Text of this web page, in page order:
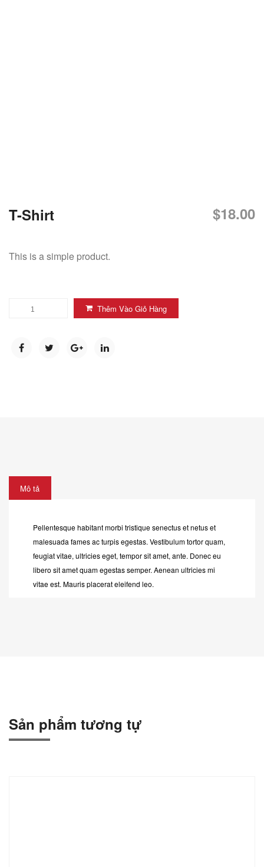
T-Shirt $18.00
This is a simple product.
Thêm Vào Giỏ Hàng
Mô tả
Pellentesque habitant morbi tristique senectus et netus et
malesuada fames ac turpis egestas. Vestibulum tortor quam,
feugiat vitae, ultricies eget, tempor sit amet, ante. Donec eu
libero sit amet quam egestas semper. Aenean ultricies mi
vitae est. Mauris placerat eleifend leo.
Sản phẩm tương tự